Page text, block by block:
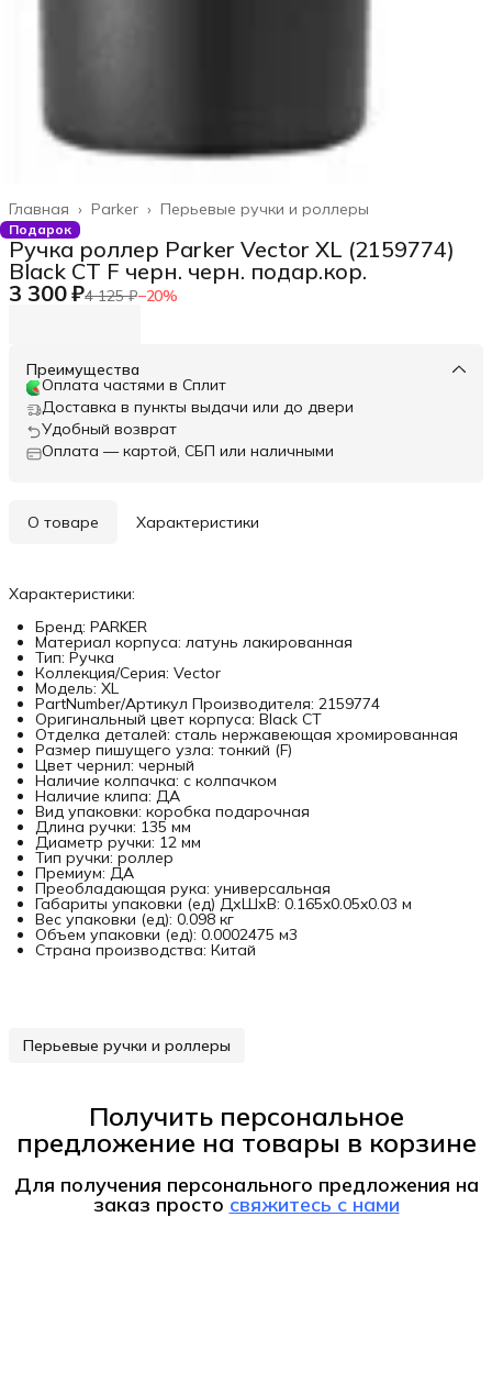
Перьевые ручки и роллеры
Parker ›
Главная ›
Подарок
Ручка роллер Parker Vector XL (2159774)
Black CT F черн. черн. подар.кор.
3 300 ₽4 125 ₽−20%
Преимущества
Оплата частями в Сплит
Доставка в пункты выдачи или до двери
Удобный возврат
Оплата — картой, СБП или наличными
О товаре Характеристики
Характеристики:
Бренд: PARKER
Материал корпуса: латунь лакированная
Тип: Ручка
Коллекция/Серия: Vector
Модель: XL
PartNumber/Артикул Производителя: 2159774
Оригинальный цвет корпуса: Black CT
Отделка деталей: сталь нержавеющая хромированная
Размер пишущего узла: тонкий (F)
Цвет чернил: черный
Наличие колпачка: с колпачком
Наличие клипа: ДА
Вид упаковки: коробка подарочная
Длина ручки: 135 мм
Диаметр ручки: 12 мм
Тип ручки: роллер
Премиум: ДА
Преобладающая рука: универсальная
Габариты упаковки (ед) ДхШхВ: 0.165x0.05x0.03 м
Вес упаковки (ед): 0.098 кг
Объем упаковки (ед): 0.0002475 м3
Страна производства: Китай
Перьевые ручки и роллеры
Получить персональное
предложение на товары в корзине
Для получения персонального предложения на
заказ просто свяжитесь с нами